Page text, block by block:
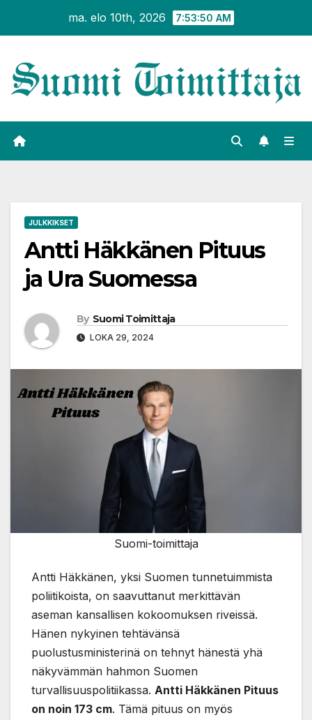
ma. elo 10th, 2026 7:53:51 AM
JULKKIKSET
Antti Häkkänen Pituus
ja Ura Suomessa
By Suomi Toimittaja
LOKA 29, 2024
Suomi-toimittaja
Antti Häkkänen, yksi Suomen tunnetuimmista
poliitikoista, on saavuttanut merkittävän
aseman kansallisen kokoomuksen riveissä.
Hänen nykyinen tehtävänsä
puolustusministerinä on tehnyt hänestä yhä
näkyvämmän hahmon Suomen
turvallisuuspolitiikassa. Antti Häkkänen Pituus
on noin 173 cm. Tämä pituus on myös